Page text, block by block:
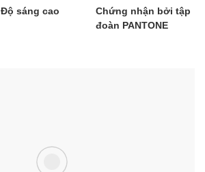
Độ sáng cao
Chứng nhận bởi tập
đoàn PANTONE